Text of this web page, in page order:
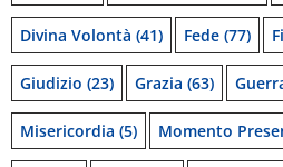
Divina Volontà (41) Fede (77)
Giudizio (23) Grazia (63)
Misericordia (5) Momento